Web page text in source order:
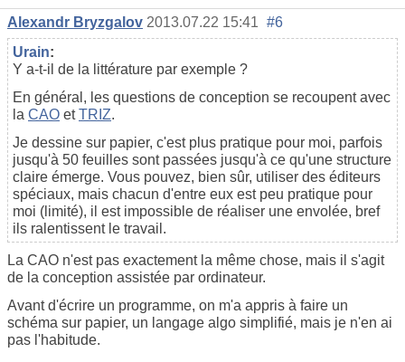
Alexandr Bryzgalov 2013.07.22 15:41 #6
Urain:
Y a-t-il de la littérature par exemple ?
En général, les questions de conception se recoupent avec
la CAO etTRIZ.
Je dessine sur papier, c'est plus pratique pour moi, parfois
jusqu'à 50 feuilles sont passées jusqu'à ce qu'une structure
claire émerge. Vous pouvez, bien sûr, utiliser des éditeurs
spéciaux, mais chacun d'entre eux est peu pratique pour
moi (limité), il est impossible de réaliser une envolée, bref
ils ralentissent le travail.
La CAO n'est pas exactement la même chose, mais il s'agit
de la conception assistée par ordinateur.
Avant d'écrire un programme, on m'a appris à faire un
schéma sur papier, un langage algo simplifié, mais je n'en ai
pas l'habitude.